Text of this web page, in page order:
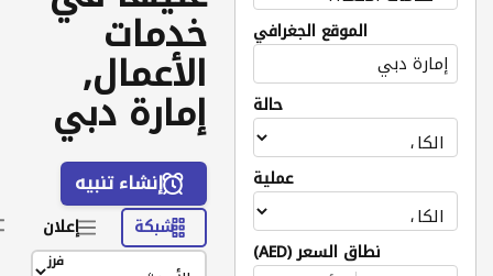
الموقع الجغرافي
حالة
عملية
نطاق السعر (AED)
خدمات
الأعمال,
إمارة دبي
إنشاء تنبيه
شبكة إعلان
فرز